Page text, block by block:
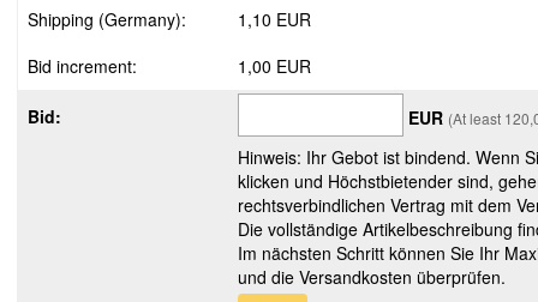
Shipping (Germany):
1,10 EUR
Bid increment:
1,00 EUR
Bid: EUR (At least
Hinweis: Ihr Gebot ist bindend. Wenn
klicken und Höchstbietender sind,
rechtsverbindlichen Vertrag mit dem
Die vollständige Artikelbeschreibung
Im nächsten Schritt können Sie Ihr
und die Versandkosten überprüfen.